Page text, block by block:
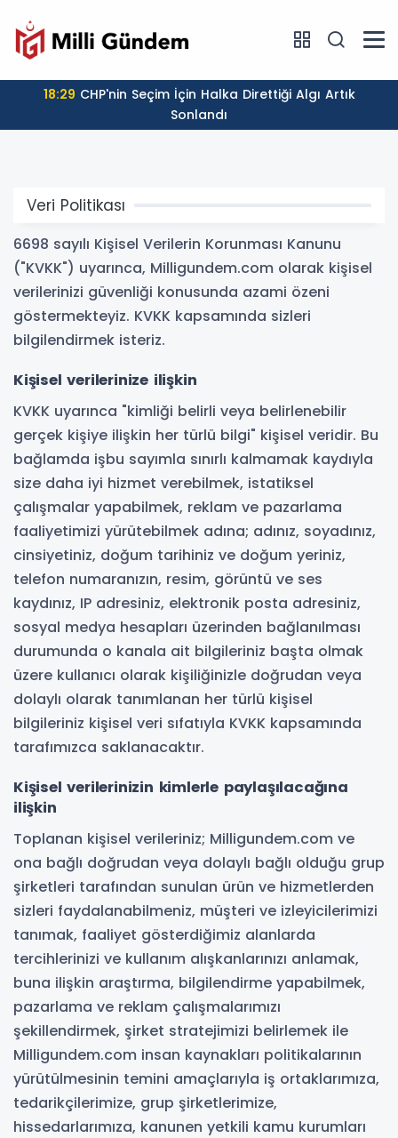
18:29
Sonlandı
Veri Politikası
6698 sayılı Kişisel Verilerin Korunması Kanunu
("KVKK") uyarınca, Milligundem.com olarak kişisel
verilerinizi güvenliği konusunda azami özeni
göstermekteyiz. KVKK kapsamında sizleri
bilgilendirmek isteriz.
Kişisel verilerinize ilişkin
KVKK uyarınca "kimliği belirli veya belirlenebilir
gerçek kişiye ilişkin her türlü bilgi" kişisel veridir. Bu
bağlamda işbu sayımla sınırlı kalmamak kaydıyla
size daha iyi hizmet verebilmek, istatiksel
çalışmalar yapabilmek, reklam ve pazarlama
faaliyetimizi yürütebilmek adına; adınız, soyadınız,
cinsiyetiniz, doğum tarihiniz ve doğum yeriniz,
telefon numaranızın, resim, görüntü ve ses
kaydınız, IP adresiniz, elektronik posta adresiniz,
sosyal medya hesapları üzerinden bağlanılması
durumunda o kanala ait bilgileriniz başta olmak
üzere kullanıcı olarak kişiliğinizle doğrudan veya
dolaylı olarak tanımlanan her türlü kişisel
bilgileriniz kişisel veri sıfatıyla KVKK kapsamında
tarafımızca saklanacaktır.
Kişisel verilerinizin kimlerle paylaşılacağına
ilişkin
Toplanan kişisel verileriniz; Milligundem.com ve
ona bağlı doğrudan veya dolaylı bağlı olduğu grup
şirketleri tarafından sunulan ürün ve hizmetlerden
sizleri faydalanabilmeniz, müşteri ve izleyicilerimizi
tanımak, faaliyet gösterdiğimiz alanlarda
tercihlerinizi ve kullanım alışkanlarınızı anlamak,
buna ilişkin araştırma, bilgilendirme yapabilmek,
pazarlama ve reklam çalışmalarımızı
şekillendirmek, şirket stratejimizi belirlemek ile
Milligundem.com insan kaynakları politikalarının
yürütülmesinin temini amaçlarıyla iş ortaklarımıza,
tedarikçilerimize, grup şirketlerimize,
hissedarlarımıza, kanunen yetkili kamu kurumları